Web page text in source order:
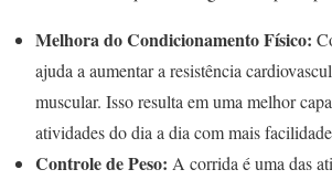
Melhora do Condicionamento Físico:
ajuda a aumentar a resistência
muscular. Isso resulta em uma melhor
atividades do dia a dia com mais
Controle de Peso: A corrida é uma das